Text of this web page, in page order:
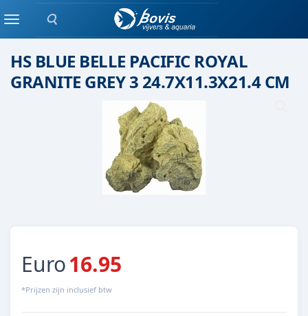
Zoeken
MenuKeramiek/ kunststof
HS BLUE BELLE PACIFIC ROYAL
GRANITE GREY 3 24.7X11.3X21.4 CM
Euro16.95
*Prijzen zijn inclusief btw